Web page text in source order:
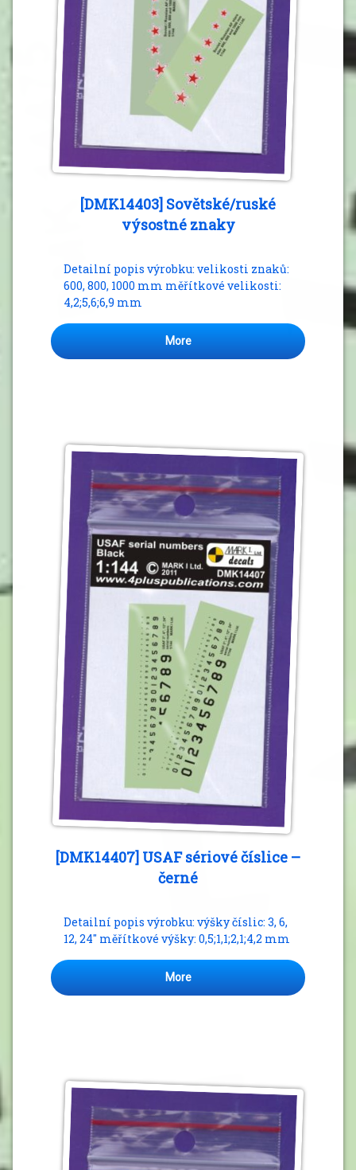
[DMK14403] Sovětské/ruské
výsostné znaky
Detailní popis výrobku: velikosti znaků:
600, 800, 1000 mm měřítkové velikosti:
4,2;5,6;6,9 mm
More
[DMK14407] USAF sériové číslice –
černé
Detailní popis výrobku: výšky číslic: 3, 6,
12, 24″ měřítkové výšky: 0,5;1,1;2,1;4,2 mm
More